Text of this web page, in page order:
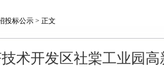
投标公示 > 正文
术开发区社棠工业园